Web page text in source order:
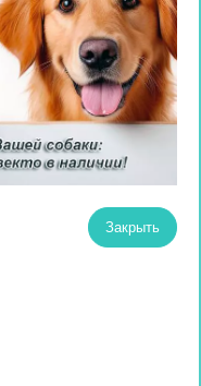
Закрыть